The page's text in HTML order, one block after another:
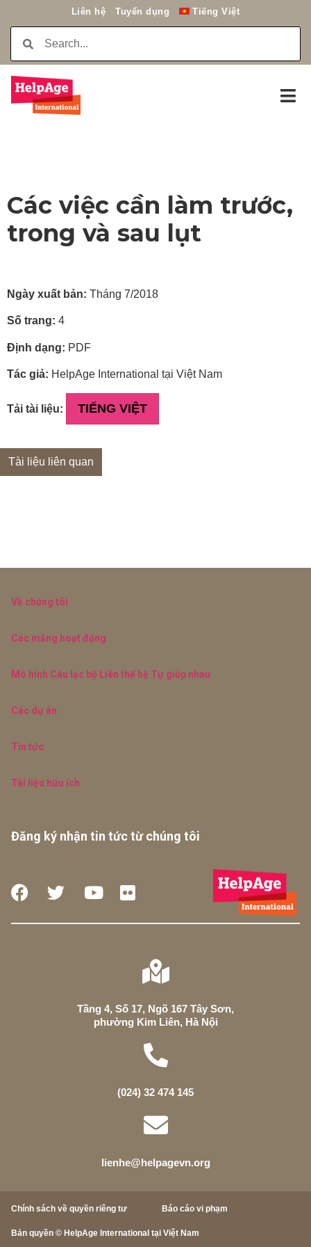
Liên hệ Tuyển dụng Tiếng Việt
Các việc cần làm trước,
trong và sau lụt
Ngày xuất bản: Tháng 7/2018
Số trang: 4
Định dạng: PDF
Tác giả: HelpAge International tại Việt Nam
Tải tài liệu: TIẾNG VIỆT
Tài liệu liên quan
Về chúng tôi
Các mảng hoạt động
Mô hình Câu lạc bộ Liên thế hệ Tự giúp nhau
Các dự án
Tin tức
Tài liệu hữu ích
Đăng ký nhận tin tức từ chúng tôi
Tầng 4, Số 17, Ngõ 167 Tây Sơn,
phường Kim Liên, Hà Nội
(024) 32 474 145
lienhe@helpagevn.org
Chính sách về quyền riêng tư Báo cáo vi phạm
Bản quyền © HelpAge International tại Việt Nam